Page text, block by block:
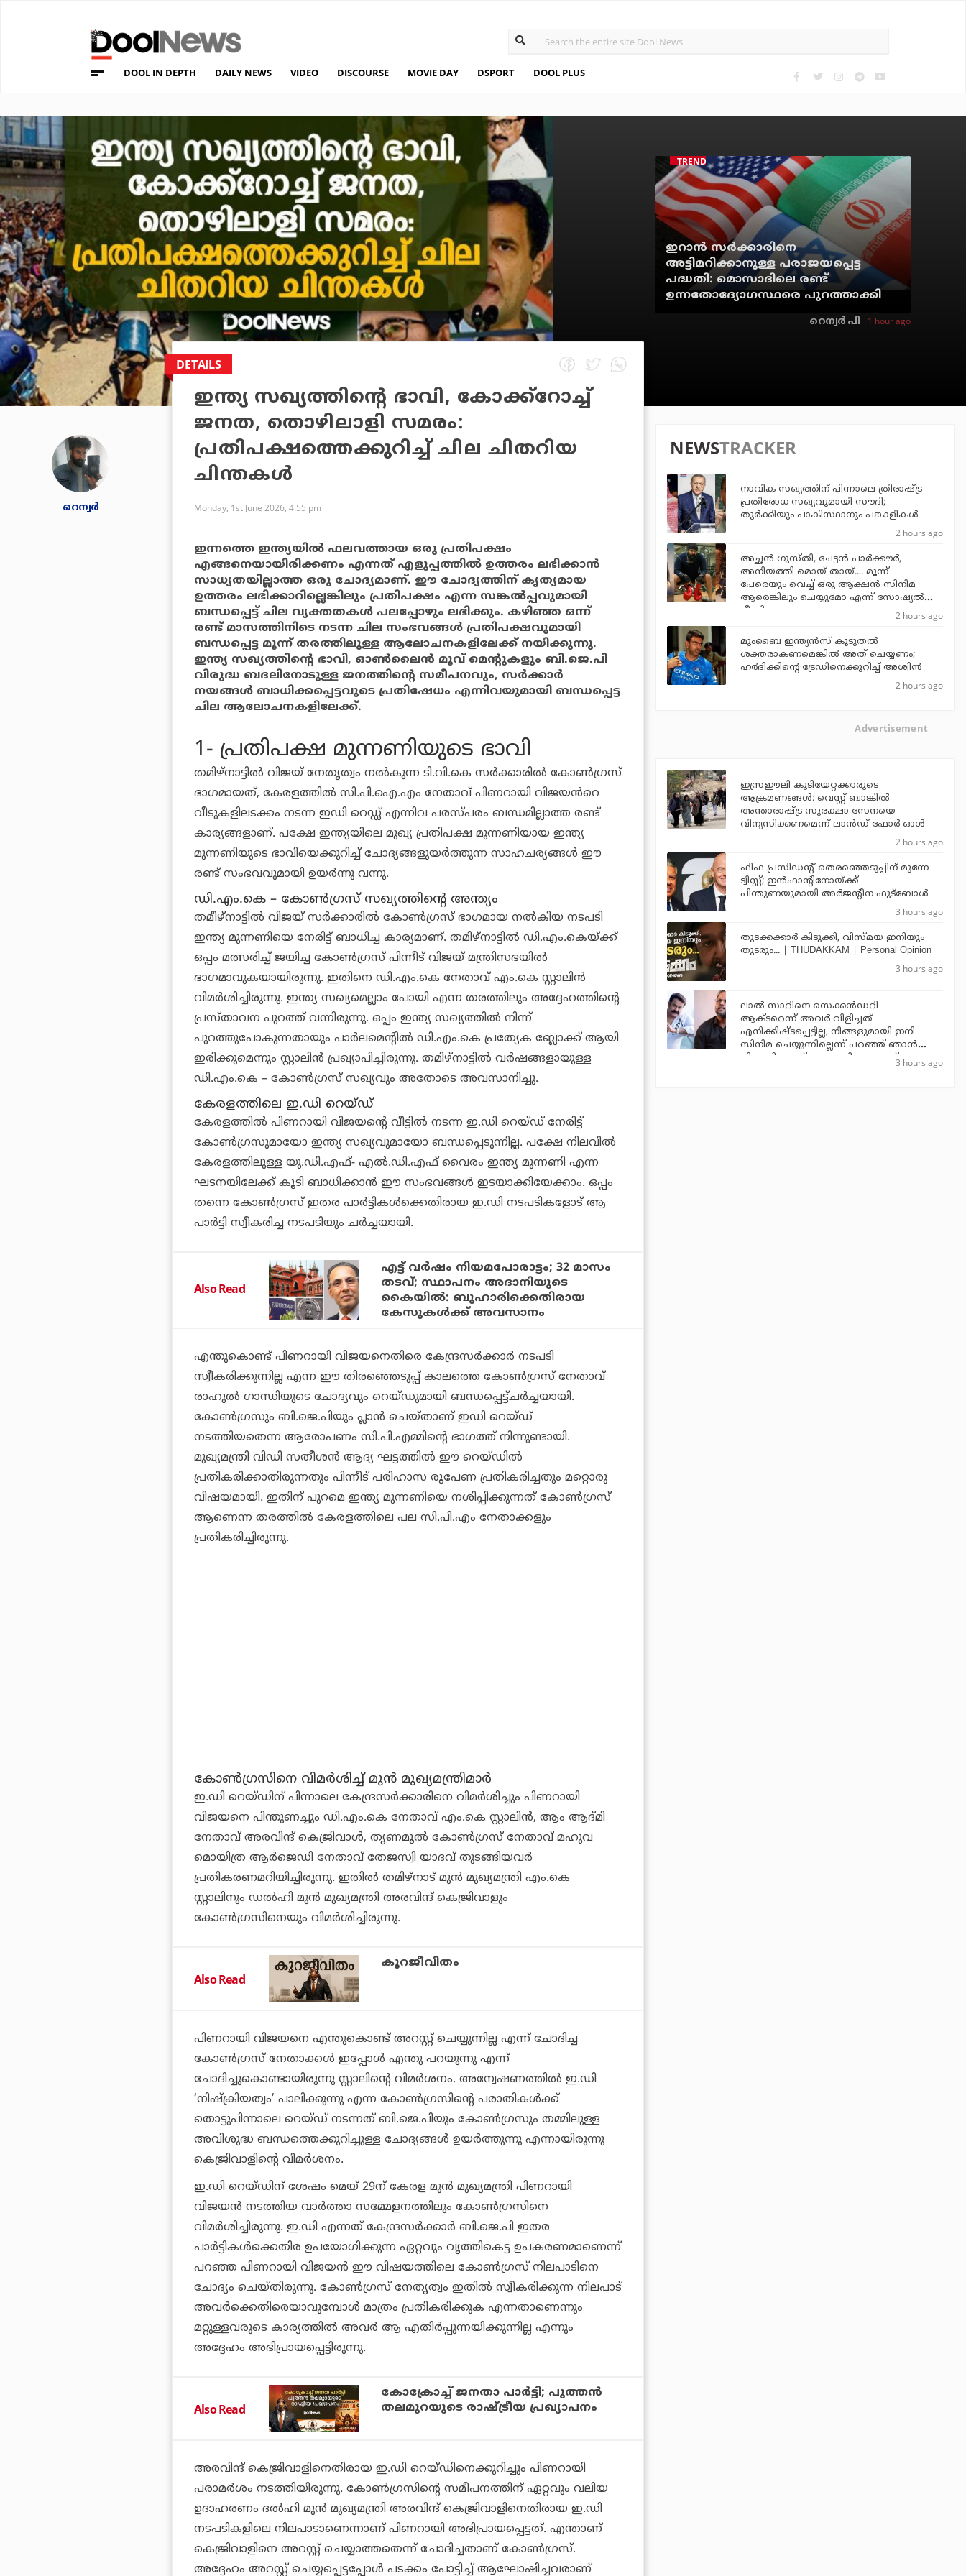
DOOL IN DEPTH DAILY NEWS VIDEO DISCOURSE MOVIE DAY DSPORT DOOL PLUS
TRENDING
ഇറാന്‍ സര്‍ക്കാരിനെ
അട്ടിമറിക്കാനുള്ള പരാജയപ്പെട്ട
പദ്ധതി: മൊസാദിലെ രണ്ട്
ഉന്നതോദ്യോഗസ്ഥരെ പുറത്താക്കി
റെന്വര്‍ പി 1 hour ago
റെന്വര്‍
DETAILS
ഇന്ത്യ സഖ്യത്തിന്റെ ഭാവി, കോക്ക്റോച്ച്
ജനത, തൊഴിലാളി സമരം:
പ്രതിപക്ഷത്തെക്കുറിച്ച് ചില ചിതറിയ
ചിന്തകൾ
Monday, 1st June 2026, 4:55 pm
ഇന്നത്തെ ഇന്ത്യയിൽ ഫലവത്തായ ഒരു പ്രതിപക്ഷം
എങ്ങനെയായിരിക്കണം എന്നത് എളുപ്പത്തിൽ ഉത്തരം ലഭിക്കാൻ
സാധ്യതയില്ലാത്ത ഒരു ചോദ്യമാണ്. ഈ ചോദ്യത്തിന് കൃത്യമായ
ഉത്തരം ലഭിക്കാറില്ലെങ്കിലും പ്രതിപക്ഷം എന്ന സങ്കൽപ്പവുമായി
ബന്ധപ്പെട്ട് ചില വ്യക്തതകൾ പലപ്പോഴും ലഭിക്കും. കഴിഞ്ഞ ഒന്ന്
രണ്ട് മാസത്തിനിടെ നടന്ന ചില സംഭവങ്ങൾ പ്രതിപക്ഷവുമായി
ബന്ധപ്പെട്ട മൂന്ന് തരത്തിലുള്ള ആലോചനകളിലേക്ക് നയിക്കുന്നു.
ഇന്ത്യ സഖ്യത്തിന്റെ ഭാവി, ഓൺലൈൻ മൂവ് മെന്റുകളും ബി.ജെ.പി
വിരുദ്ധ ബദലിനോടുള്ള ജനത്തിന്റെ സമീപനവും, സർക്കാർ
നയങ്ങൾ ബാധിക്കപ്പെട്ടവുടെ പ്രതിഷേധം എന്നിവയുമായി ബന്ധപ്പെട്ട
ചില ആലോചനകളിലേക്ക്.
1- പ്രതിപക്ഷ മുന്നണിയുടെ ഭാവി
തമിഴ്നാട്ടിൽ വിജയ് നേതൃത്വം നൽകുന്ന ടി.വി.കെ സർക്കാരിൽ കോൺഗ്രസ്
ഭാഗമായത്, കേരളത്തിൽ സി.പി.ഐ.എം നേതാവ് പിണറായി വിജയൻറെ
വീടുകളിലടക്കം നടന്ന ഇഡി റെഡ്ഡ് എന്നിവ പരസ്പരം ബന്ധമില്ലാത്ത രണ്ട്
കാര്യങ്ങളാണ്. പക്ഷേ ഇന്ത്യയിലെ മുഖ്യ പ്രതിപക്ഷ മുന്നണിയായ ഇന്ത്യ
മുന്നണിയുടെ ഭാവിയെക്കുറിച്ച് ചോദ്യങ്ങളുയർത്തുന്ന സാഹചര്യങ്ങൾ ഈ
രണ്ട് സംഭവവുമായി ഉയർന്നു വന്നു.
ഡി.എം.കെ – കോൺഗ്രസ് സഖ്യത്തിന്റെ അന്ത്യം
തമീഴ്നാട്ടിൽ വിജയ് സർക്കാരിൽ കോൺഗ്രസ് ഭാഗമായ നൽകിയ നടപടി
ഇന്ത്യ മുന്നണിയെ നേരിട്ട് ബാധിച്ച കാര്യമാണ്. തമിഴ്നാട്ടിൽ ഡി.എം.കെയ്ക്ക്
ഒപ്പം മത്സരിച്ച് ജയിച്ച കോൺഗ്രസ് പിന്നീട് വിജയ് മന്ത്രിസഭയിൽ
ഭാഗമാവുകയായിരുന്നു. ഇതിനെ ഡി.എം.കെ നേതാവ് എം.കെ സ്റ്റാലിൻ
വിമർശിച്ചിരുന്നു. ഇന്ത്യ സഖ്യമെല്ലാം പോയി എന്ന തരത്തിലും അദ്ദേഹത്തിന്റെ
പ്രസ്താവന പുറത്ത് വന്നിരുന്നു. ഒപ്പം ഇന്ത്യ സഖ്യത്തിൽ നിന്ന്
പുറത്തുപോകുന്നതായും പാർലമെന്റിൽ ഡി.എം.കെ പ്രത്യേക ബ്ലോക്ക് ആയി
ഇരിക്കുമെന്നും സ്റ്റാലിൻ പ്രഖ്യാപിച്ചിരുന്നു. തമിഴ്നാട്ടിൽ വർഷങ്ങളായുള്ള
ഡി.എം.കെ – കോൺഗ്രസ് സഖ്യവും അതോടെ അവസാനിച്ചു.
കേരളത്തിലെ ഇ.ഡി റെയ്ഡ്
കേരളത്തിൽ പിണറായി വിജയന്റെ വീട്ടിൽ നടന്ന ഇ.ഡി റെയ്ഡ് നേരിട്ട്
കോൺഗ്രസുമായോ ഇന്ത്യ സഖ്യവുമായോ ബന്ധപ്പെടുന്നില്ല. പക്ഷേ നിലവിൽ
കേരളത്തിലുള്ള യു.ഡി.എഫ്- എൽ.ഡി.എഫ് വൈരം ഇന്ത്യ മുന്നണി എന്ന
ഘടനയിലേക്ക് കൂടി ബാധിക്കാൻ ഈ സംഭവങ്ങൾ ഇടയാക്കിയേക്കാം. ഒപ്പം
തന്നെ കോൺഗ്രസ് ഇതര പാർട്ടികൾക്കെതിരായ ഇ.ഡി നടപടികളോട് ആ
പാർട്ടി സ്വീകരിച്ച നടപടിയും ചർച്ചയായി.
Also Read
എട്ട് വര്‍ഷം നിയമപോരാട്ടം; 32 മാസം
തടവ്; സ്ഥാപനം അദാനിയുടെ
കൈയില്‍: ബുഹാരിക്കെതിരായ
കേസുകള്‍ക്ക് അവസാനം
എന്തുകൊണ്ട് പിണറായി വിജയനെതിരെ കേന്ദ്രസർക്കാർ നടപടി
സ്വീകരിക്കുന്നില്ല എന്ന ഈ തിരഞ്ഞെടുപ്പ് കാലത്തെ കോൺഗ്രസ് നേതാവ്
രാഹുൽ ഗാന്ധിയുടെ ചോദ്യവും റെയ്ഡുമായി ബന്ധപ്പെട്ട്ചർച്ചയായി.
കോൺഗ്രസും ബി.ജെ.പിയും പ്ലാൻ ചെയ്താണ് ഇഡി റെയ്ഡ്
നടത്തിയതെന്ന ആരോപണം സി.പി.എമ്മിന്റെ ഭാഗത്ത് നിന്നുണ്ടായി.
മുഖ്യമന്ത്രി വിഡി സതീശൻ ആദ്യ ഘട്ടത്തിൽ ഈ റെയ്ഡിൽ
പ്രതികരിക്കാതിരുന്നതും പിന്നീട് പരിഹാസ രൂപേണ പ്രതികരിച്ചതും മറ്റൊരു
വിഷയമായി. ഇതിന് പുറമെ ഇന്ത്യ മുന്നണിയെ നശിപ്പിക്കുന്നത് കോൺഗ്രസ്
ആണെന്ന തരത്തിൽ കേരളത്തിലെ പല സി.പി.എം നേതാക്കളും
പ്രതികരിച്ചിരുന്നു.
കോൺഗ്രസിനെ വിമർശിച്ച് മുൻ മുഖ്യമന്ത്രിമാർ
ഇ.ഡി റെയ്ഡിന് പിന്നാലെ കേന്ദ്രസർക്കാരിനെ വിമർശിച്ചും പിണറായി
വിജയനെ പിന്തുണച്ചും ഡി.എം.കെ നേതാവ് എം.കെ സ്റ്റാലിൻ, ആം ആദ്മി
നേതാവ് അരവിന്ദ് കെജ്രിവാൾ, തൃണമൂൽ കോൺഗ്രസ് നേതാവ് മഹുവ
മൊയിത്ര ആർജെഡി നേതാവ് തേജസ്വി യാദവ് തുടങ്ങിയവർ
പ്രതികരണമറിയിച്ചിരുന്നു. ഇതിൽ തമിഴ്നാട് മുൻ മുഖ്യമന്ത്രി എം.കെ
സ്റ്റാലിനും ഡൽഹി മുൻ മുഖ്യമന്ത്രി അരവിന്ദ് കെജ്രിവാളും
കോൺഗ്രസിനെയും വിമർശിച്ചിരുന്നു.
Also Read
കൂറജീവിതം
പിണറായി വിജയനെ എന്തുകൊണ്ട് അറസ്റ്റ് ചെയ്യുന്നില്ല എന്ന് ചോദിച്ച
കോൺഗ്രസ് നേതാക്കൾ ഇപ്പോൾ എന്തു പറയുന്നു എന്ന്
ചോദിച്ചുകൊണ്ടായിരുന്നു സ്റ്റാലിന്റെ വിമർശനം. അന്വേഷണത്തില്‍ ഇ.ഡി
‘നിഷ്‌ക്രിയത്വം’ പാലിക്കുന്നു എന്ന കോണ്‍ഗ്രസിന്റെ പരാതികള്‍ക്ക്
തൊട്ടുപിന്നാലെ റെയ്ഡ് നടന്നത് ബി.ജെ.പിയും കോണ്‍ഗ്രസും തമ്മിലുള്ള
അവിശുദ്ധ ബന്ധത്തെക്കുറിച്ചുള്ള ചോദ്യങ്ങള്‍ ഉയര്‍ത്തുന്നു എന്നായിരുന്നു
കെജ്രിവാളിന്റെ വിമർശനം.
ഇ.ഡി റെയ്ഡിന് ശേഷം മെയ് 29ന് കേരള മുൻ മുഖ്യമന്ത്രി പിണറായി
വിജയൻ നടത്തിയ വാർത്താ സമ്മേളനത്തിലും കോൺഗ്രസിനെ
വിമർശിച്ചിരുന്നു. ഇ.ഡി എന്നത് കേന്ദ്രസർക്കാർ ബി.ജെ.പി ഇതര
പാർട്ടികൾക്കെതിര ഉപയോഗിക്കുന്ന ഏറ്റവും വൃത്തികെട്ട ഉപകരണമാണെന്ന്
പറഞ്ഞ പിണറായി വിജയൻ ഈ വിഷയത്തിലെ കോൺഗ്രസ് നിലപാടിനെ
ചോദ്യം ചെയ്തിരുന്നു. കോണ്‍ഗ്രസ് നേതൃത്വം ഇതില്‍ സ്വീകരിക്കുന്ന നിലപാട്
അവര്‍ക്കെതിരെയാവുമ്പോള്‍ മാത്രം പ്രതികരിക്കുക എന്നതാണെന്നും
മറ്റുള്ളവരുടെ കാര്യത്തില്‍ അവര്‍ ആ എതിര്‍പ്പുന്നയിക്കുന്നില്ല എന്നും
അദ്ദേഹം അഭിപ്രായപ്പെട്ടിരുന്നു.
Also Read
കോക്രോച്ച് ജനതാ പാര്‍ട്ടി; പുത്തന്‍
തലമുറയുടെ രാഷ്ട്രീയ പ്രഖ്യാപനം
അരവിന്ദ് കെജ്രിവാളിനെതിരായ ഇ.ഡി റെയ്ഡിനെക്കുറിച്ചും പിണറായി
പരാമർശം നടത്തിയിരുന്നു. കോണ്‍ഗ്രസിന്റെ സമീപനത്തിന് ഏറ്റവും വലിയ
ഉദാഹരണം ദല്‍ഹി മുന്‍ മുഖ്യമന്ത്രി അരവിന്ദ് കെജ്രിവാളിനെതിരായ ഇ.ഡി
നടപടികളിലെ നിലപാടാണെന്നാണ് പിണറായി അഭിപ്രായപ്പെട്ടത്. എന്താണ്
കെജ്രിവാളിനെ അറസ്റ്റ് ചെയ്യാത്തതെന്ന് ചോദിച്ചതാണ് കോണ്‍ഗ്രസ്.
അദ്ദേഹം അറസ്റ്റ് ചെയ്യപ്പെട്ടപ്പോള്‍ പടക്കം പോട്ടിച്ച് ആഘോഷിച്ചവരാണ്
NEWSTRACKER
നാവിക സഖ്യത്തിന് പിന്നാലെ ത്രിരാഷ്ട്ര
പ്രതിരോധ സഖ്യവുമായി സൗദി;
തുര്‍ക്കിയും പാകിസ്ഥാനും പങ്കാളികള്‍
2 hours ago
അച്ഛന്‍ ഗുസ്തി, ചേട്ടന്‍ പാര്‍ക്കൗര്‍,
അനിയത്തി മൊയ് തായ്.... മൂന്ന്
പേരെയും വെച്ച് ഒരു ആക്ഷന്‍ സിനിമ
ആരെങ്കിലും ചെയ്യുമോ എന്ന് സോഷ്യല്‍
മീഡിയ
2 hours ago
മുംബൈ ഇന്ത്യന്‍സ് കൂടുതല്‍
ശക്തരാകണമെങ്കില്‍ അത് ചെയ്യണം;
ഹര്‍ദിക്കിന്റെ ട്രേഡിനെക്കുറിച്ച് അശ്വിന്‍
2 hours ago
Advertisement
ഇസ്രഈലി കുടിയേറ്റക്കാരുടെ
ആക്രമണങ്ങള്‍: വെസ്റ്റ് ബാങ്കില്‍
അന്താരാഷ്ട്ര സുരക്ഷാ സേനയെ
വിന്യസിക്കണമെന്ന് ലാന്‍ഡ് ഫോര്‍ ഓള്‍
2 hours ago
ഫിഫ പ്രസിഡന്റ് തെരഞ്ഞെടുപ്പിന് മുന്നേ
ട്വിസ്റ്റ്; ഇന്‍ഫാന്റിനോയ്ക്ക്
പിന്തുണയുമായി അര്‍ജന്റീന ഫുട്‌ബോള്‍
3 hours ago
തുടക്കക്കാര്‍ കിടുക്കി, വിസ്മയ ഇനിയും
തുടരും... | THUDAKKAM | Personal Opinion
3 hours ago
ലാല്‍ സാറിനെ സെക്കന്‍ഡറി
ആക്ടറെന്ന് അവര്‍ വിളിച്ചത്
എനിക്കിഷ്ടപ്പെട്ടില്ല, നിങ്ങളുമായി ഇനി
സിനിമ ചെയ്യുന്നില്ലെന്ന് പറഞ്ഞ് ഞാന്‍
പിന്മാറി: ജൂഡ് ആന്തണി ജോസഫ്3 hours ago